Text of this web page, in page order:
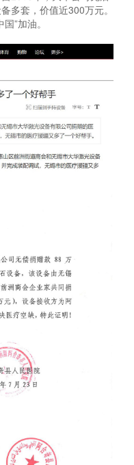
多套，价值近300万元。
”加油。